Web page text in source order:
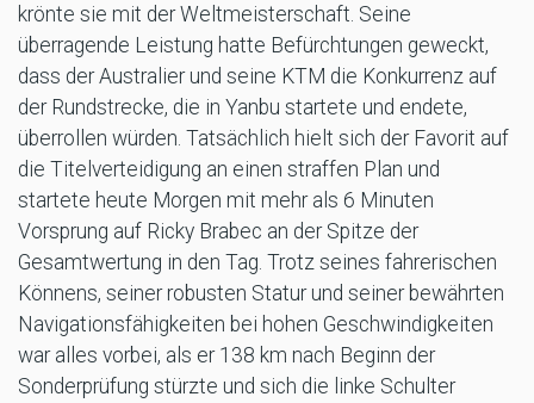
krönte sie mit der Weltmeisterschaft. Seine
überragende Leistung hatte Befürchtungen geweckt,
dass der Australier und seine KTM die Konkurrenz auf
der Rundstrecke, die in Yanbu startete und endete,
überrollen würden. Tatsächlich hielt sich der Favorit auf
die Titelverteidigung an einen straffen Plan und
startete heute Morgen mit mehr als 6 Minuten
Vorsprung auf Ricky Brabec an der Spitze der
Gesamtwertung in den Tag. Trotz seines fahrerischen
Könnens, seiner robusten Statur und seiner bewährten
Navigationsfähigkeiten bei hohen Geschwindigkeiten
war alles vorbei, als er 138 km nach Beginn der
Sonderprüfung stürzte und sich die linke Schulter